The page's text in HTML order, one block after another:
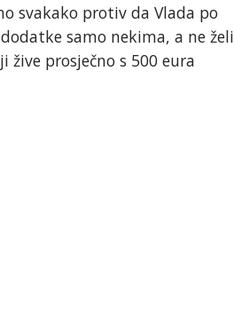
svakako protiv da Vlada po
samo nekima, a ne želi
prosječno s 500 eura